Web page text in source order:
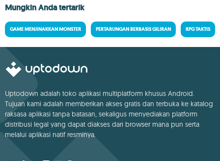
Mungkin Anda tertarik
GAME MENJINAKKAN MONSTER PERTARUNGAN BERBASIS GILIRAN RPG TAKTIS
Uptodown adalah toko aplikasi multiplatform khusus Android.
Tujuan kami adalah memberikan akses gratis dan terbuka ke katalog
raksasa aplikasi tanpa batasan, sekaligus menyediakan platform
distribusi legal yang dapat diakses dari browser mana pun serta
melalui aplikasi natif resminya.